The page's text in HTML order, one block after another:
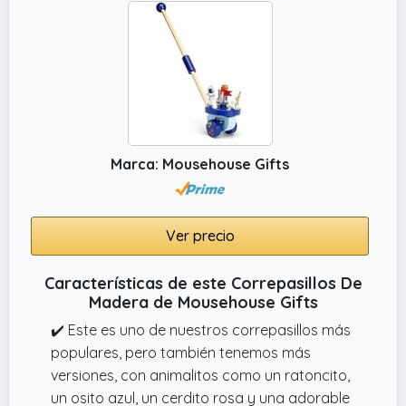
Marca: Mousehouse Gifts
Ver precio
Características de este Correpasillos De
Madera de Mousehouse Gifts
✔️ Este es uno de nuestros correpasillos más
populares, pero también tenemos más
versiones, con animalitos como un ratoncito,
un osito azul, un cerdito rosa y una adorable